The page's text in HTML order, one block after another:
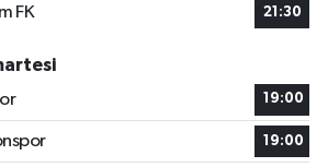
FK
21:30
19:00
19:00